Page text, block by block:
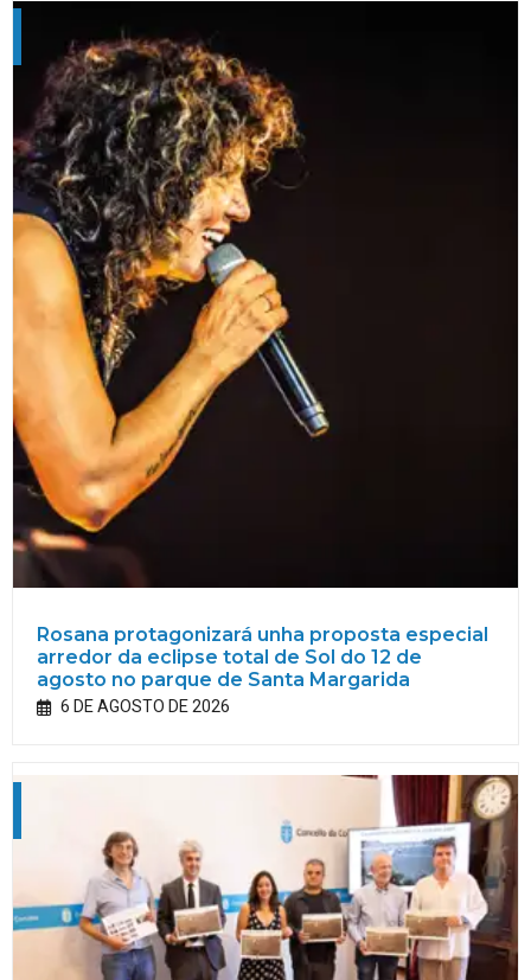
Rosana protagonizará unha proposta especial
arredor da eclipse total de Sol do 12 de
agosto no parque de Santa Margarida
6 DE AGOSTO DE 2026